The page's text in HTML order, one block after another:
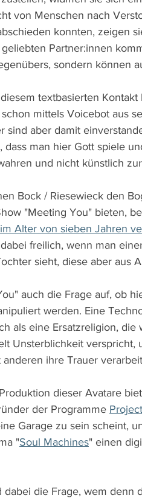
von Menschen nach
konnten, zeigen
Partner:innen
sondern können
textbasierten
mittels Voicebot aus
sind aber damit
dass man hier Gott spiele
und nicht künstlich
Bock / Riesewieck den
"Meeting You" bieten,
Alter von sieben Jahren
freilich, wenn man
sieht, diese aber aus
auch die Frage auf, ob
werden. Eine
als eine Ersatzreligion,
Unsterblichkeit
anderen ihre Trauer
dieser Avatare
der Programme
Garage zu sein scheint,
"Soul Machines" einen
dabei die Frage, wem